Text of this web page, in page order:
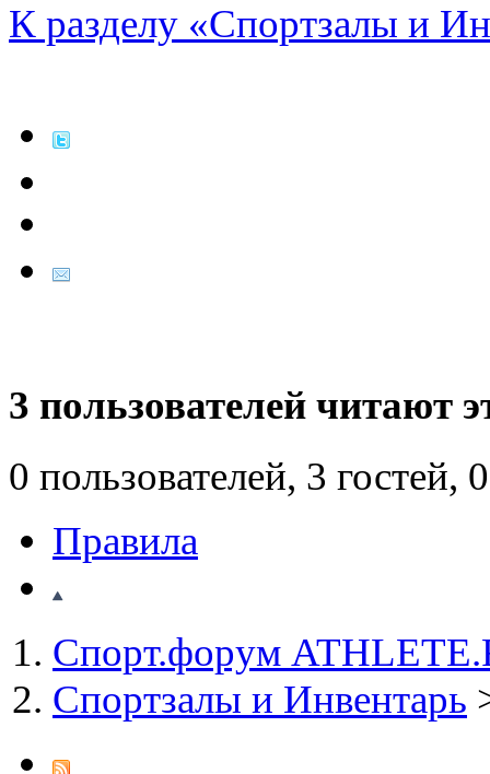
К разделу «Спортзалы и
3 пользователей читают
0 пользователей, 3 гостей,
Правила
Спорт.форум
Спортзалы и Инвентарь